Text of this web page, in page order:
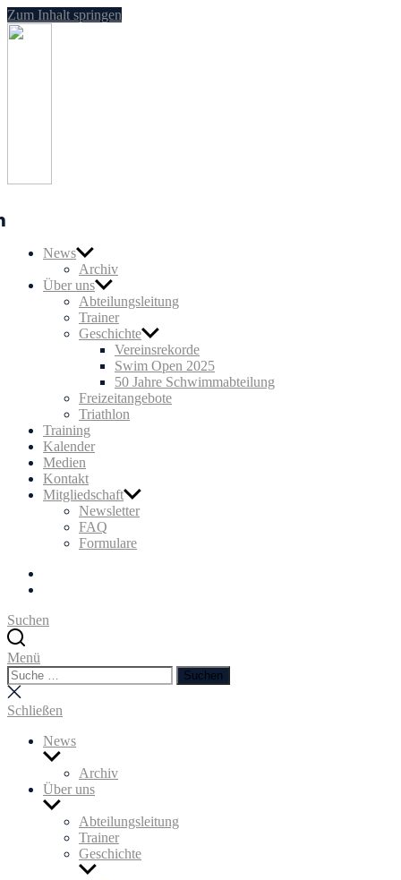
Zum Inhalt springen
News
Archiv
Über uns
Abteilungsleitung
Trainer
Geschichte
Vereinsrekorde
Swim Open 2025
50 Jahre Schwimmabteilung
Freizeitangebote
Triathlon
Training
Kalender
Medien
Kontakt
Mitgliedschaft
Newsletter
FAQ
Formulare
Suchen
Menü
Suchen
nach:
Suchen
Suche
schließen
Schließen
News
Untermenü
anzeigenArchiv
Über uns
Untermenü
anzeigenAbteilungsleitung
Trainer
Geschichte
Untermenü